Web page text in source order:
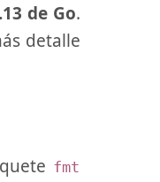
de Go.
detalle
fmt